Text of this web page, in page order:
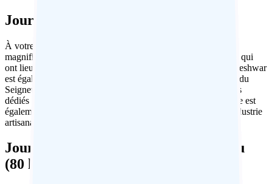
Jour 6 : Maheshwar
À votre guise. Explorez le fort, passez du temps dans les
magnifiques ghats et assistez aux rituels religieux intemporels qui
ont lieu le long de la rivière Narmada depuis des siècles. Maheshwar
est également vénérée comme une ville sainte par les adeptes du
Seigneur Shiva et il existe de nombreux temples et sanctuaires
dédiés à cette importante divinité au bord de la rivière. La ville est
également connue pour la fabrication de saris raffinés, une industrie
artisanale locale florissante.
Jour 7 : Maheshwar – visite de Mandu
(80 km)